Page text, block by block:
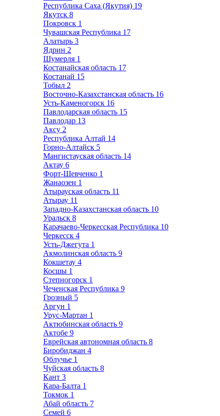
Республика Саха (Якутия) 19
Якутск 8
Покровск 1
Чувашская Республика 17
Алатырь 3
Ядрин 2
Шумерля 1
Костанайская область 17
Костанай 15
Тобыл 2
Восточно-Казахстанская область 16
Усть-Каменогорск 16
Павлодарская область 15
Павлодар 13
Аксу 2
Республика Алтай 14
Горно-Алтайск 5
Мангистауская область 14
Актау 6
Форт-Шевченко 1
Жанаозен 1
Атырауская область 11
Атырау 11
Западно-Казахстанская область 10
Уральск 8
Карачаево-Черкесская Республика 10
Черкесск 4
Усть-Джегута 1
Акмолинская область 9
Кокшетау 4
Косшы 1
Степногорск 1
Чеченская Республика 9
Грозный 5
Аргун 1
Урус-Мартан 1
Актюбинская область 9
Актобе 9
Еврейская автономная область 8
Биробиджан 4
Облучье 1
Чуйская область 8
Кант 3
Кара-Балта 1
Токмок 1
Абай область 7
Семей 6